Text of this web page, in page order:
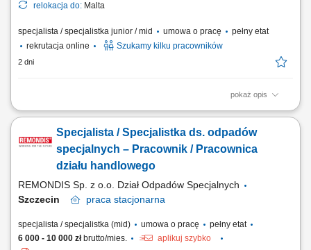
relokacja do: Malta
specjalista / specjalistka junior / mid umowa o pracę
pełny etat
rekrutacja online
Szukamy kilku pracowników
2 dni
pokaż opis
Zakres obowiązków: Telefoniczny kontakt z klientami zainteresowanymi
edukacji finansowej. Pozyskiwanie nowych klientów oraz rozwijanie
relacji z obecnymi. Współpraca z kluczowymi partnerami biznesowymi.
Praca nad realizacją...
Specjalista / Specjalistka ds. odpadów
specjalnych – Pracownik / Pracownica
działu handlowego
REMONDIS Sp. z o.o. Dział Odpadów Specjalnych
Szczecin
praca stacjonarna
specjalista / specjalistka (mid) umowa o pracę
pełny etat
6 000 - 10 000 złbrutto/mies.
aplikuj szybko